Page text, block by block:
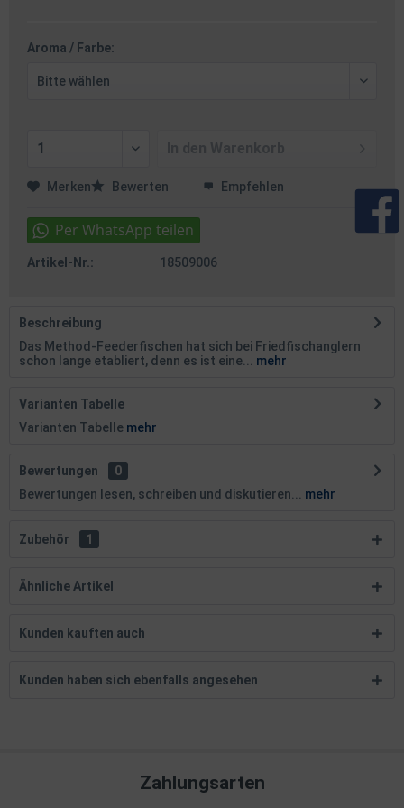
Aroma / Farbe:
Merken Bewerten Empfehlen
Artikel-Nr.: 18509006
Beschreibung
Das Method-Feederfischen hat sich bei Friedfischanglern
schon lange etabliert, denn es ist eine...
mehr
Varianten Tabelle
Varianten Tabelle mehr
Bewertungen
0
Bewertungen lesen, schreiben und diskutieren...
mehr
Zubehör 1
Ähnliche Artikel
Kunden kauften auch
Kunden haben sich ebenfalls angesehen
Zahlungsarten